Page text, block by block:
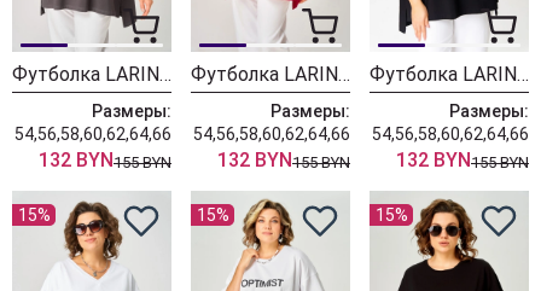
Футболка LARINI 090 графит
Размеры:
54,56,58,60,62,64,66
132 BYN155 BYN
Футболка LARINI 090 красный
Размеры:
54,56,58,60,62,64,66
132 BYN155 BYN
Футболка LARINI 090 черный
Размеры:
54,56,58,60,62,64,66
132 BYN155 BYN
15% 15% 15%